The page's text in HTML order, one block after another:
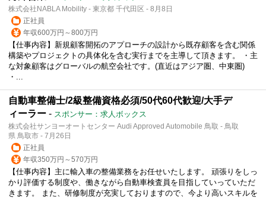
株式会社NABLA Mobility - 東京都 千代田区 - 8月8日
正社員
年収600万円～800万円
【仕事内容】新規顧客開拓のアプローチの設計から既存顧客を含む関係
構築やプロジェクトの具体化を含む実行までを主導して頂きます。 ・主
な対象顧客はグローバルの航空会社です。(直近はアジア圏、中東圏)
・...
自動車整備士/2級整備資格必須/50代60代歓迎/大手デ
ィーラー - スポンサー：求人ボックス
株式会社サンヨーオートセンター Audi Approved Automobile 鳥取 - 鳥取
県 鳥取市 - 7月26日
正社員
年収350万円～570万円
【仕事内容】主に輸入車の整備業務をお任せいたします。 頑張りをしっ
かり評価する制度や、働きながら自動車検査員を目指していっていただ
きます。 また、研修制度が充実しておりますので、今より高いスキルを